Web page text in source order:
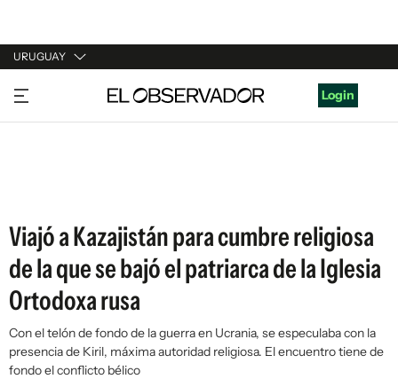
URUGUAY
URUGUAY
ARGENTINA
Login
Viajó a Kazajistán para cumbre religiosa
de la que se bajó el patriarca de la Iglesia
Ortodoxa rusa
Con el telón de fondo de la guerra en Ucrania, se especulaba con la
presencia de Kiril, máxima autoridad religiosa. El encuentro tiene de
fondo el conflicto bélico